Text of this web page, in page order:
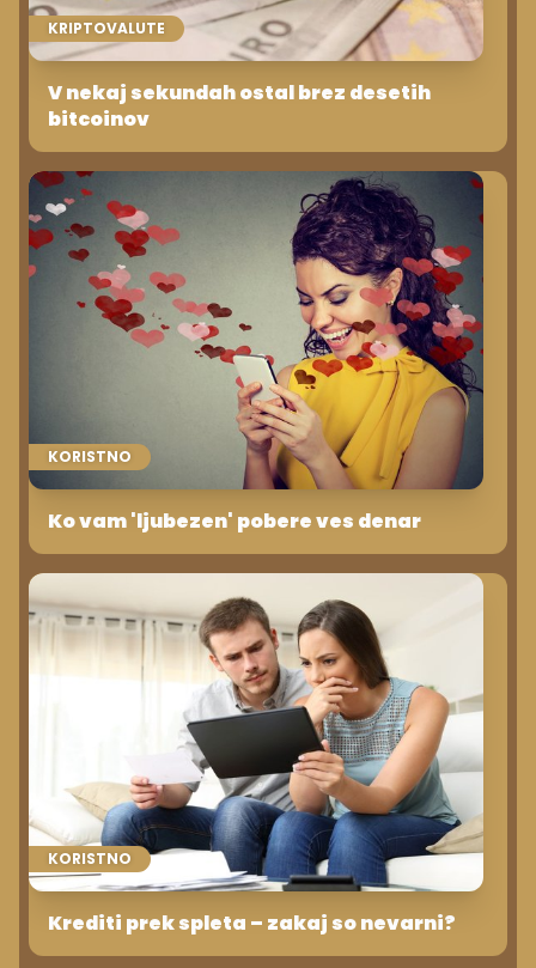
KRIPTOVALUTE
V nekaj sekundah ostal brez desetih
bitcoinov
KORISTNO
Ko vam 'ljubezen' pobere ves denar
KORISTNO
Krediti prek spleta – zakaj so nevarni?